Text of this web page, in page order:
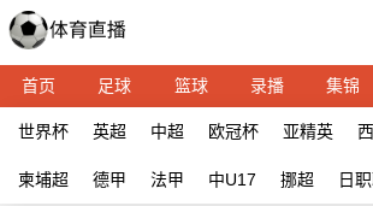
首页 足球 篮球 录播 集锦
世界杯 英超 中超 欧冠杯 亚精英
柬埔超 德甲 法甲 中U17 挪超 日